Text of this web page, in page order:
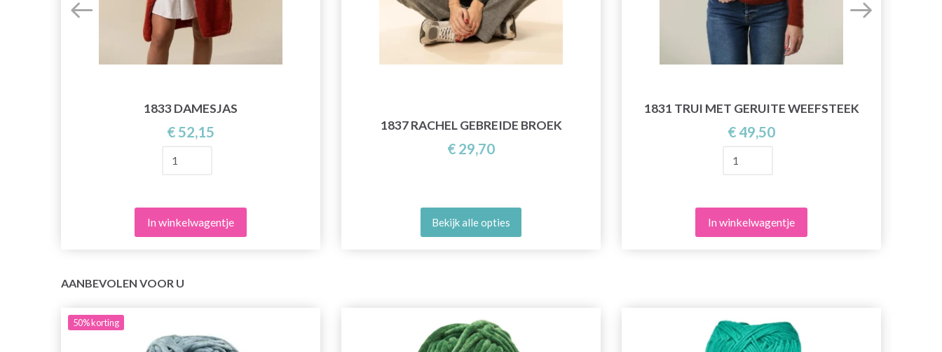
1833 DAMESJAS
€ 52,15
In winkelwagentje
1837 RACHEL GEBREIDE BROEK
€ 29,70
Bekijk alle opties
1831 TRUI MET GERUITE WEEFSTEEK
€ 49,50
In winkelwagentje
AANBEVOLEN VOOR U
50%korting